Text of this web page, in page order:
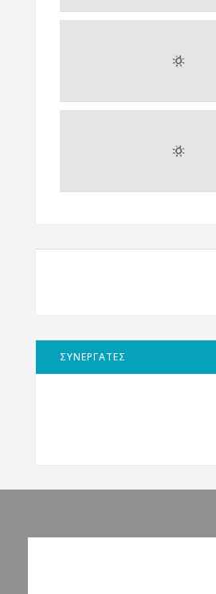
ΣΥΝΕΡΓΑΤΕΣ